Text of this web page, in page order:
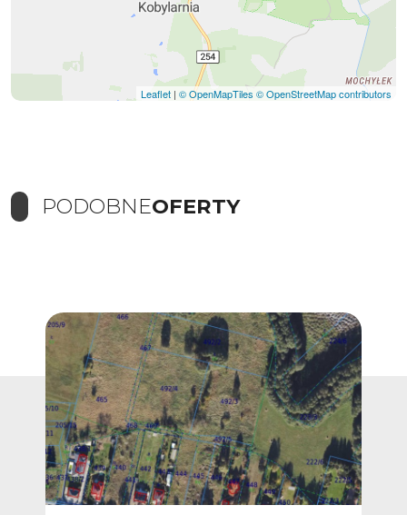
Leaflet | © OpenMapTiles © OpenStreetMap contributors
PODOBNEOFERTY